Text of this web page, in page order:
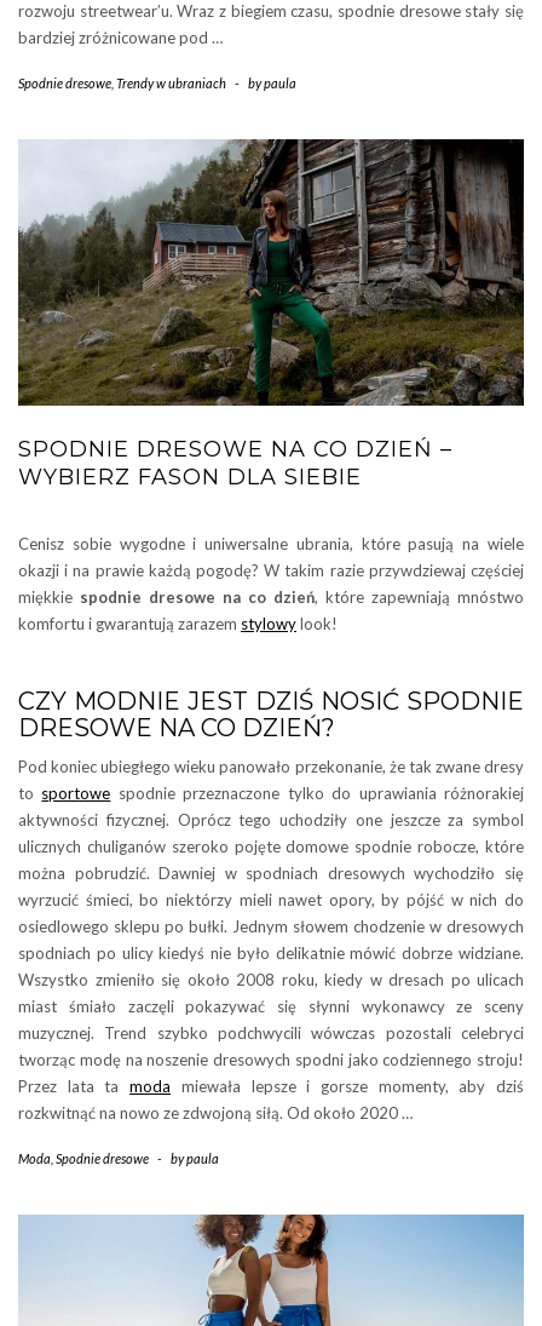
rozwoju streetwear’u. Wraz z biegiem czasu, spodnie dresowe stały się
bardziej zróżnicowane pod …
Spodnie dresowe Trendy w ubraniach - bypaula
SPODNIE DRESOWE NA CO DZIEŃ –
WYBIERZ FASON DLA SIEBIE
Cenisz sobie wygodne i uniwersalne ubrania, które pasują na wiele
okazji i na prawie każdą pogodę? W takim razie przywdziewaj częściej
miękkie spodnie dresowe na co dzień, które zapewniają mnóstwo
komfortu i gwarantują zarazem stylowylook!
CZY MODNIE JEST DZIŚ NOSIĆ SPODNIE
DRESOWE NA CO DZIEŃ?
Pod koniec ubiegłego wieku panowało przekonanie, że tak zwane dresy
to sportowe spodnie przeznaczone tylko do uprawiania różnorakiej
aktywności fizycznej. Oprócz tego uchodziły one jeszcze za symbol
ulicznych chuliganów szeroko pojęte domowe spodnie robocze, które
można pobrudzić. Dawniej w spodniach dresowych wychodziło się
wyrzucić śmieci, bo niektórzy mieli nawet opory, by pójść w nich do
osiedlowego sklepu po bułki. Jednym słowem chodzenie w dresowych
spodniach po ulicy kiedyś nie było delikatnie mówić dobrze widziane.
Wszystko zmieniło się około 2008 roku, kiedy w dresach po ulicach
miast śmiało zaczęli pokazywać się słynni wykonawcy ze sceny
muzycznej. Trend szybko podchwycili wówczas pozostali celebryci
tworząc modę na noszenie dresowych spodni jako codziennego stroju!
Przez lata tamoda miewała lepsze i gorsze momenty, aby dziś
rozkwitnąć na nowo ze zdwojoną siłą. Od około 2020 …
Moda Spodnie dresowe - bypaula